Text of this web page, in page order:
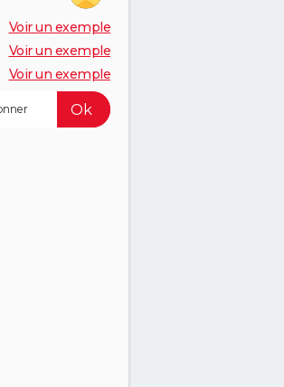
Voir un exemple
Voir un exemple
Voir un exemple